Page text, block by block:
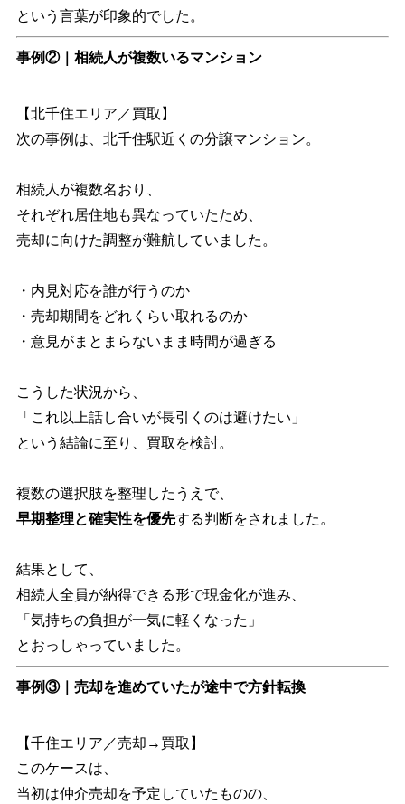
という言葉が印象的でした。
事例②｜相続人が複数いるマンション
【北千住エリア／買取】
次の事例は、北千住駅近くの分譲マンション。
相続人が複数名おり、
それぞれ居住地も異なっていたため、
売却に向けた調整が難航していました。
・内見対応を誰が行うのか
・売却期間をどれくらい取れるのか
・意見がまとまらないまま時間が過ぎる
こうした状況から、
「これ以上話し合いが長引くのは避けたい」
という結論に至り、買取を検討。
複数の選択肢を整理したうえで、
早期整理と確実性を優先する判断をされました。
結果として、
相続人全員が納得できる形で現金化が進み、
「気持ちの負担が一気に軽くなった」
とおっしゃっていました。
事例③｜売却を進めていたが途中で方針転換
【千住エリア／売却→買取】
このケースは、
当初は仲介売却を予定していたものの、